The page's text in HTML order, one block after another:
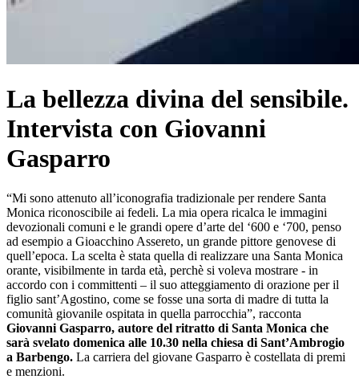
La bellezza divina del sensibile.
Intervista con Giovanni
Gasparro
“Mi sono attenuto all’iconografia tradizionale per rendere Santa
Monica riconoscibile ai fedeli. La mia opera ricalca le immagini
devozionali comuni e le grandi opere d’arte del ‘600 e ‘700, penso
ad esempio a Gioacchino Assereto, un grande pittore genovese di
quell’epoca. La scelta è stata quella di realizzare una Santa Monica
orante, visibilmente in tarda età, perchè si voleva mostrare - in
accordo con i committenti – il suo atteggiamento di orazione per il
figlio sant’Agostino, come se fosse una sorta di madre di tutta la
comunità giovanile ospitata in quella parrocchia”, racconta
Giovanni Gasparro, autore del ritratto di Santa Monica che
sarà svelato domenica alle 10.30 nella chiesa di Sant’Ambrogio
a Barbengo. La carriera del giovane Gasparro è costellata di premi
e menzioni.